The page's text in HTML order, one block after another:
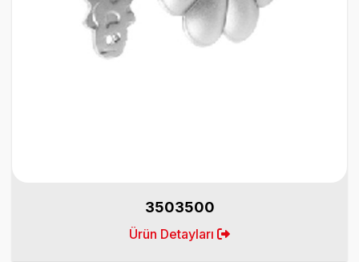
3503500
Ürün Detayları